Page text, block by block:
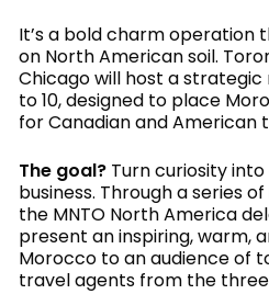
It’s a bold charm operation
on North American soil.
Chicago will host a
to 10, designed to place
for Canadian and American
The goal?Turn curiosity into
business. Through a series
the MNTO North America
present an inspiring, warm,
Morocco to an audience of
travel agents from the